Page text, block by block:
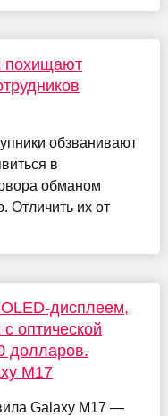
похищают
обзванивают
в
обманом
их от
дисплеем,
оптической
долларов.
M17
Galaxy M17 —